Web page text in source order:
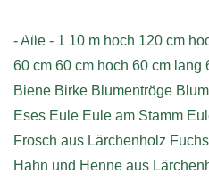
- Alle - 1 10 m hoch 120 cm
60 cm 60 cm hoch 60 cm lang
Biene Birke Blumentröge
Eses Eule Eule am Stamm
Frosch aus Lärchenholz Fuchs
Hahn und Henne aus
Impressum